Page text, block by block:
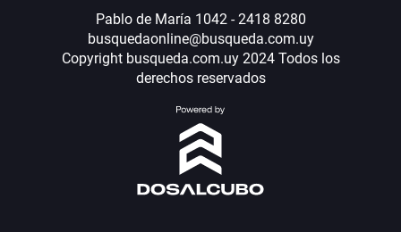
Pablo de María 1042 - 2418 8280
busquedaonline@busqueda.com.uy
Copyright busqueda.com.uy 2024 Todos los
derechos reservados